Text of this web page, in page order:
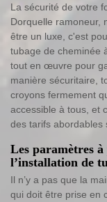
La sécurité de votre
Dorquelle ramoneur,
être un luxe, c'est
tubage de cheminée
tout en œuvre pour
manière sécuritaire,
croyons fermement
accessible à tous, et
des tarifs abordables
Les paramètres
l’installation de
Il n’y a pas que la
qui doit être prise en